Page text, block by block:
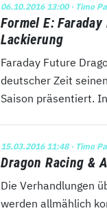
06.10.2016 13:00· Timo
Formel E:
Lackierung
Faraday Future
deutscher Zeit
Saison präsentiert.
15.03.2016 11:48· Timo
Dragon Racing &
Die Verhandlungen
werden allmählich